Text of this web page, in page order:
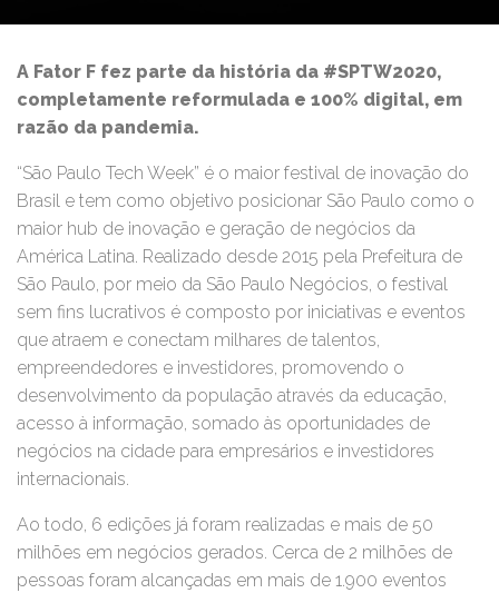
A Fator F fez parte da história da #SPTW2020,
completamente reformulada e 100% digital, em
razão da pandemia.
“São Paulo Tech Week” é o maior festival de inovação do
Brasil e tem como objetivo posicionar São Paulo como o
maior hub de inovação e geração de negócios da
América Latina. Realizado desde 2015 pela Prefeitura de
São Paulo, por meio da São Paulo Negócios, o festival
sem fins lucrativos é composto por iniciativas e eventos
que atraem e conectam milhares de talentos,
empreendedores e investidores, promovendo o
desenvolvimento da população através da educação,
acesso à informação, somado às oportunidades de
negócios na cidade para empresários e investidores
internacionais.
Ao todo, 6 edições já foram realizadas e mais de 50
milhões em negócios gerados. Cerca de 2 milhões de
pessoas foram alcançadas em mais de 1.900 eventos